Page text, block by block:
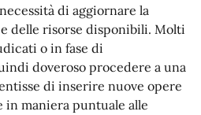
di aggiornare la
delle risorse disponibili. Molti
o in fase di
doveroso procedere a una
di inserire nuove opere
maniera puntuale alle